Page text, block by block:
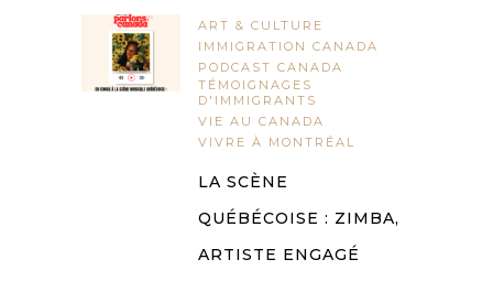
ART & CULTURE
IMMIGRATION CANADA
PODCAST CANADA
TÉMOIGNAGES
D'IMMIGRANTS
VIE AU CANADA
VIVRE À MONTRÉAL
LA SCÈNE
QUÉBÉCOISE : ZIMBA,
ARTISTE ENGAGÉ